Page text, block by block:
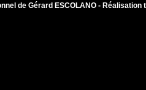
de Gérard ESCOLANO -